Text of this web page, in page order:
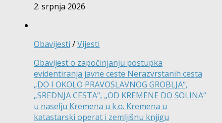
2. srpnja 2026
Obavijesti /Vijesti
Obavijest o započinjanju postupka
evidentiranja javne ceste Nerazvrstanih cesta
„DO I OKOLO PRAVOSLAVNOG GROBLJA“,
„SREDNJA CESTA“, „OD KREMENE DO SOLINA“
u naselju Kremena u k.o. Kremena u
katastarski operat i zemljišnu knjigu